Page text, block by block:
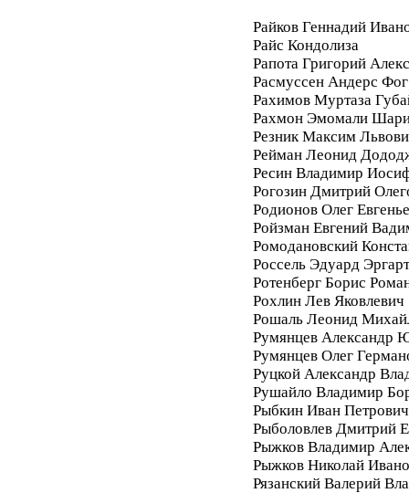
Райков Геннадий
Райс Кондолиза
Рапота Григорий
Расмуссен Андерс Фог
Рахимов Муртаза
Рахмон Эмомали
Резник Максим
Рейман Леонид
Ресин Владимир
Рогозин Дмитрий
Родионов Олег
Ройзман Евгений
Ромодановский
Россель Эдуард
Ротенберг Борис
Рохлин Лев Яковлевич
Рошаль Леонид
Румянцев Александр
Румянцев Олег
Руцкой Александр
Рушайло Владимир
Рыбкин Иван Петрович
Рыболовлев Дмитрий
Рыжков Владимир
Рыжков Николай
Рязанский Валерий